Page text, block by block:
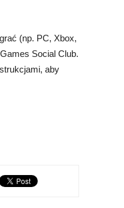
(np. PC, Xbox,
Social Club.
aby